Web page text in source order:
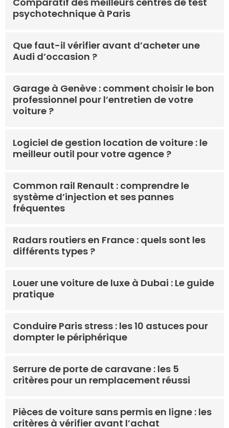
psychotechnique à Paris
Que faut-il vérifier avant d’acheter une
Audi d’occasion ?
Garage à Genève : comment choisir le bon
professionnel pour l’entretien de votre
voiture ?
Logiciel de gestion location de voiture : le
meilleur outil pour votre agence ?
Common rail Renault : comprendre le
système d’injection et ses pannes
fréquentes
Radars routiers en France : quels sont les
différents types ?
Louer une voiture de luxe à Dubai : Le guide
pratique
Conduire Paris stress : les 10 astuces pour
dompter le périphérique
Serrure de porte de caravane : les 5
critères pour un remplacement réussi
Pièces de voiture sans permis en ligne : les
critères à vérifier avant l’achat